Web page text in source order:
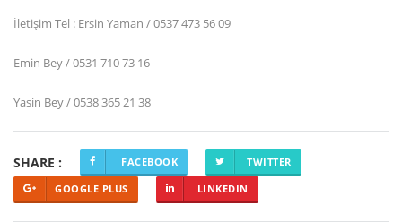
İletişim Tel : Ersin Yaman / 0537 473 56 09
Emin Bey / 0531 710 73 16
Yasin Bey / 0538 365 21 38
SHARE : FACEBOOK
TWITTER
GOOGLE PLUS
LINKEDIN